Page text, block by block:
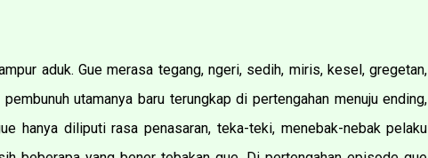
aduk. Gue merasa tegang, ngeri, sedih, miris, kesel, gregetan,
utamanya baru terungkap di pertengahan menuju ending,
hanya diliputi rasa penasaran, teka-teki, menebak-nebak pelaku